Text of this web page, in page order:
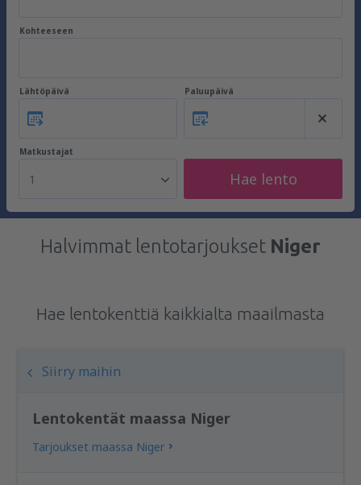
Kohteeseen
Lähtöpäivä Paluupäivä
Matkustajat
1 Hae lento
Halvimmat lentotarjoukset Niger
Hae lentokenttiä kaikkialta maailmasta
Siirry maihin
Lentokentät maassa Niger
Tarjoukset maassa Niger